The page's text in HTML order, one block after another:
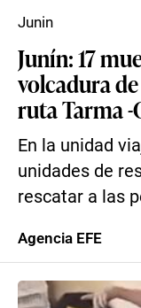
Junín: 17
volcadura
ruta Tarma
En la unidad
unidades de
rescatar a las
Junin
Agencia EFE